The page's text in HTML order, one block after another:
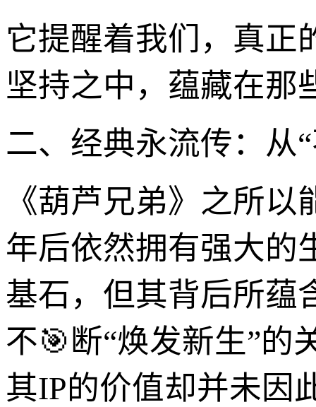
它提醒着我们，真正
坚持之中，蕴藏在那
二、经典永流传：从
《葫芦兄弟》之所
年后依然拥有强大的
基石，但其背后所蕴
不🎯断“焕发新生”的
其IP的价值却并未因